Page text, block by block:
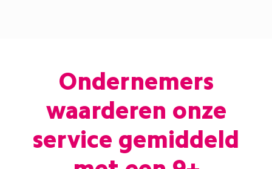
Ondernemers
waarderen onze
service gemiddeld